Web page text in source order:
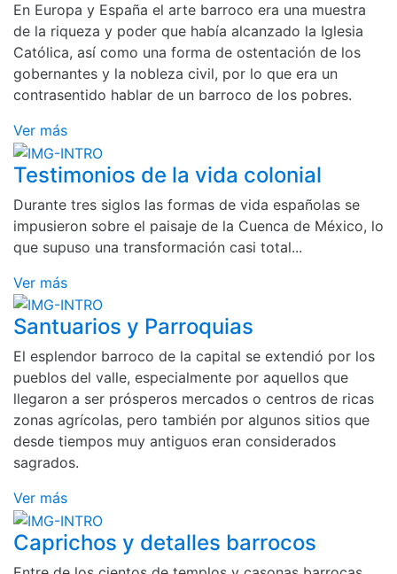
En Europa y España el arte barroco era una muestra
de la riqueza y poder que había alcanzado la Iglesia
Católica, así como una forma de ostentación de los
gobernantes y la nobleza civil, por lo que era un
contrasentido hablar de un barroco de los pobres.
Ver más
Testimonios de la vida colonial
Durante tres siglos las formas de vida españolas se
impusieron sobre el paisaje de la Cuenca de México, lo
que supuso una transformación casi total...
Ver más
Santuarios y Parroquias
El esplendor barroco de la capital se extendió por los
pueblos del valle, especialmente por aquellos que
llegaron a ser prósperos mercados o centros de ricas
zonas agrícolas, pero también por algunos sitios que
desde tiempos muy antiguos eran considerados
sagrados.
Ver más
Caprichos y detalles barrocos